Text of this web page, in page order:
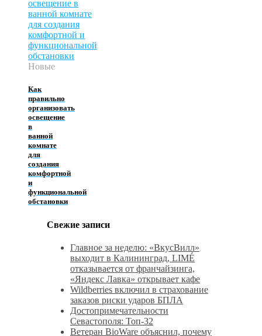
Новые
Как
правильно
организовать
освещение
в
ванной
комнате
для
создания
комфортной
и
функциональной
обстановки
Свежие записи
Главное за неделю: «ВкусВилл»
выходит в Калининград, LIMÉ
отказывается от франчайзинга,
«Яндекс Лавка» открывает кафе
Wildberries включил в страхование
заказов риски ударов БПЛА
Достопримечательности
Севастополя: Топ-32
Ветеран BioWare объяснил, почему